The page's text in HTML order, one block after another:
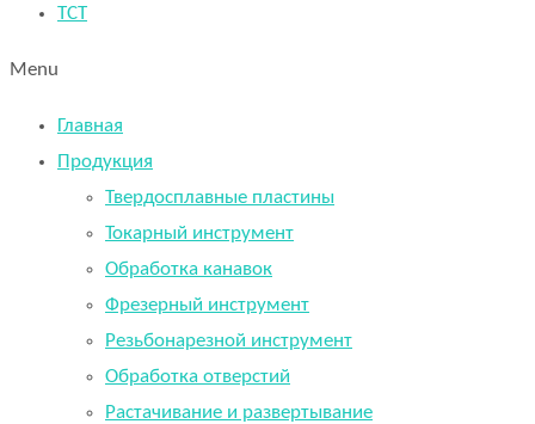
TCT
Menu
Главная
Продукция
Твердосплавные пластины
Токарный инструмент
Обработка канавок
Фрезерный инструмент
Резьбонарезной инструмент
Обработка отверстий
Растачивание и развертывание